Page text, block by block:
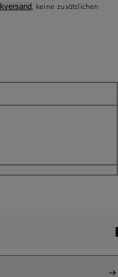
, keine zusätzlichen